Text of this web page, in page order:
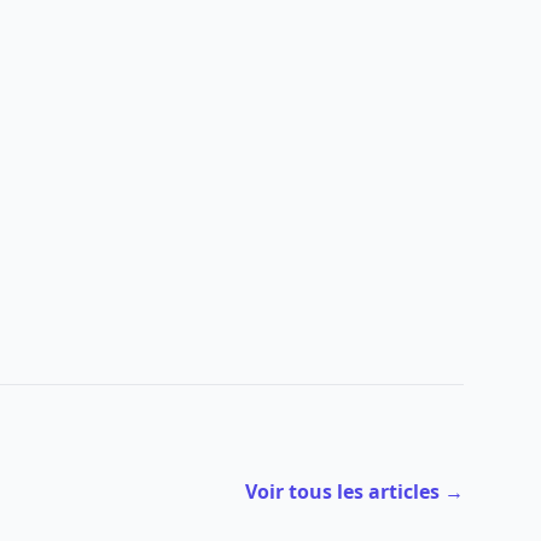
Voir tous les articles →